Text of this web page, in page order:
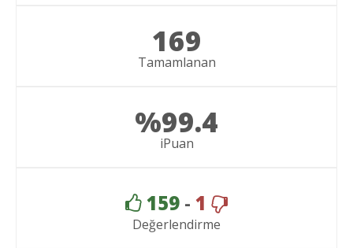
169
Tamamlanan
%99.4
iPuan
159 - 1
Değerlendirme